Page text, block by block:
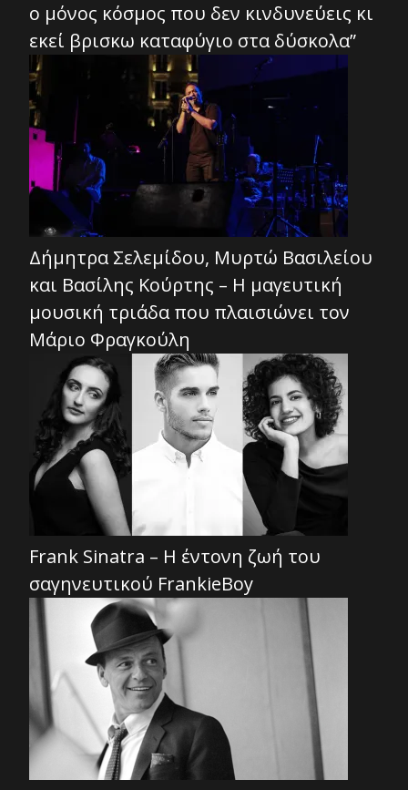
ο μόνος κόσμος που δεν κινδυνεύεις κι
εκεί βρισκω καταφύγιο στα δύσκολα”
Δήμητρα Σελεμίδου, Μυρτώ Βασιλείου
και Βασίλης Κούρτης – Η μαγευτική
μουσική τριάδα που πλαισιώνει τον
Μάριο Φραγκούλη
Frank Sinatra – Η έντονη ζωή του
σαγηνευτικού FrankieBoy